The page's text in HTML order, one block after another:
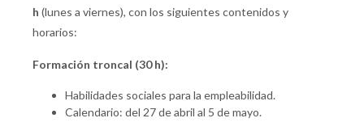
h (lunes a viernes), con los siguientes contenidos y
horarios:
Formación troncal (30 h):
Habilidades sociales para la empleabilidad.
Calendario: del 27 de abril al 5 de mayo.